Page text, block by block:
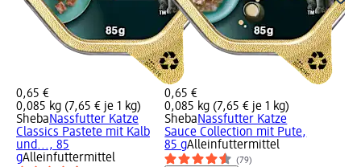
0,65 €
0,085 kg (7,65 € je 1 kg)
ShebaNassfutter Katze
Classics Pastete mit Kalb
und..., 85
gAlleinfuttermittel
0,65 €
0,085 kg (7,65 € je 1 kg)
ShebaNassfutter Katze
Sauce Collection mit Pute,
85 gAlleinfuttermittel
(79)